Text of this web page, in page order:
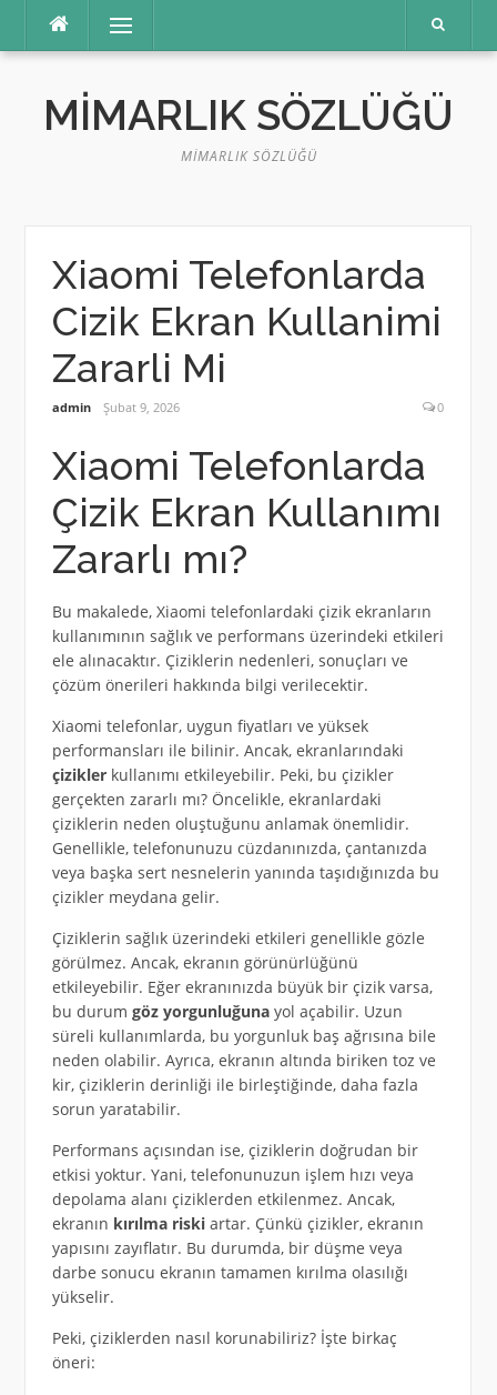
Menü
MIMARLIK SÖZLÜĞÜ
MIMARLIK SÖZLÜĞÜ
Xiaomi Telefonlarda
Cizik Ekran Kullanimi
Zararli Mi
admin Şubat 9, 2026 0
Xiaomi Telefonlarda
Çizik Ekran Kullanımı
Zararlı mı?
Bu makalede, Xiaomi telefonlardaki çizik ekranların
kullanımının sağlık ve performans üzerindeki etkileri
ele alınacaktır. Çiziklerin nedenleri, sonuçları ve
çözüm önerileri hakkında bilgi verilecektir.
Xiaomi telefonlar, uygun fiyatları ve yüksek
performansları ile bilinir. Ancak, ekranlarındaki
çiziklerkullanımı etkileyebilir. Peki, bu çizikler
gerçekten zararlı mı? Öncelikle, ekranlardaki
çiziklerin neden oluştuğunu anlamak önemlidir.
Genellikle, telefonunuzu cüzdanınızda, çantanızda
veya başka sert nesnelerin yanında taşıdığınızda bu
çizikler meydana gelir.
Çiziklerin sağlık üzerindeki etkileri genellikle gözle
görülmez. Ancak, ekranın görünürlüğünü
etkileyebilir. Eğer ekranınızda büyük bir çizik varsa,
bu durum göz yorgunluğunayol açabilir. Uzun
süreli kullanımlarda, bu yorgunluk baş ağrısına bile
neden olabilir. Ayrıca, ekranın altında biriken toz ve
kir, çiziklerin derinliği ile birleştiğinde, daha fazla
sorun yaratabilir.
Performans açısından ise, çiziklerin doğrudan bir
etkisi yoktur. Yani, telefonunuzun işlem hızı veya
depolama alanı çiziklerden etkilenmez. Ancak,
ekranın kırılma riskiartar. Çünkü çizikler, ekranın
yapısını zayıflatır. Bu durumda, bir düşme veya
darbe sonucu ekranın tamamen kırılma olasılığı
yükselir.
Peki, çiziklerden nasıl korunabiliriz? İşte birkaç
öneri: